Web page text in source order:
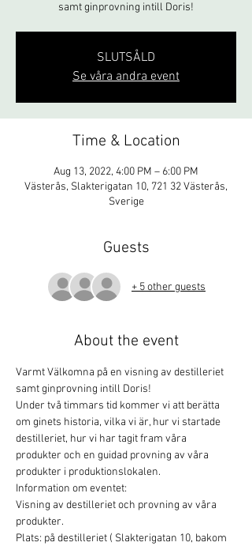
samt ginprovning intill Doris!
SLUTSÅLD
Se våra andra event
Time & Location
Aug 13, 2022, 4:00 PM – 6:00 PM
Västerås, Slakterigatan 10, 721 32 Västerås,
Sverige
Guests
+ 5 other guests
About the event
Varmt Välkomna på en visning av destilleriet
samt ginprovning intill Doris!
Under två timmars tid kommer vi att berätta
om ginets historia, vilka vi är, hur vi startade
destilleriet, hur vi har tagit fram våra
produkter och en guidad provning av våra
produkter i produktionslokalen.
Information om eventet:
Visning av destilleriet och provning av våra
produkter.
Plats: på destilleriet ( Slakterigatan 10, bakom